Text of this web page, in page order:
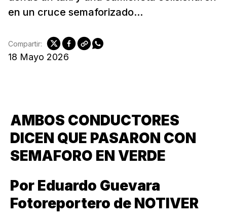
en un cruce semaforizado...
18 Mayo 2026
Compartir:
AMBOS CONDUCTORES
DICEN QUE PASARON CON
SEMAFORO EN VERDE
Por Eduardo Guevara
Fotoreportero de NOTIVER